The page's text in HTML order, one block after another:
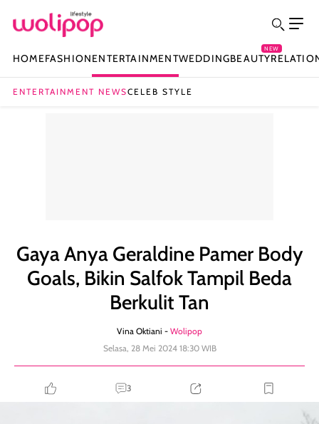
HOMEFASHIONENTERTAINMENTWEDDINGBEAUTY
NEW
ENTERTAINMENT NEWSCELEB STYLE
Gaya Anya Geraldine Pamer Body
Goals, Bikin Salfok Tampil Beda
Berkulit Tan
Vina Oktiani - Wolipop
Selasa, 28 Mei 2024 18:30 WIB
3